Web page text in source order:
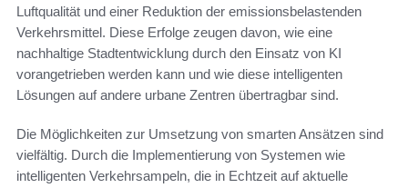
Luftqualität und einer Reduktion der emissionsbelastenden
Verkehrsmittel. Diese Erfolge zeugen davon, wie eine
nachhaltige Stadtentwicklung durch den Einsatz von KI
vorangetrieben werden kann und wie diese intelligenten
Lösungen auf andere urbane Zentren übertragbar sind.
Die Möglichkeiten zur Umsetzung von smarten Ansätzen sind
vielfältig. Durch die Implementierung von Systemen wie
intelligenten Verkehrsampeln, die in Echtzeit auf aktuelle